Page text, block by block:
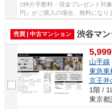
□仲介手数料・現金プレゼント対
円』がご購入の場合、無料にな
売買 | 中古マンション
渋谷マンション
5,999
山手線
東急東
京王井
1階 /
東京都